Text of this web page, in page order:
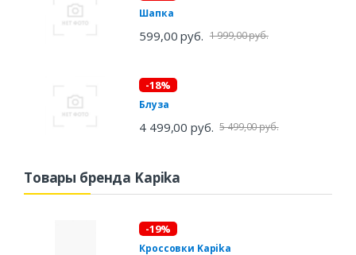
Шапка
599,00 руб. 1 999,00 руб.
-18%
Блуза
4 499,00 руб. 5 499,00 руб.
Товары бренда Kapika
-19%
Кроссовки Kapika